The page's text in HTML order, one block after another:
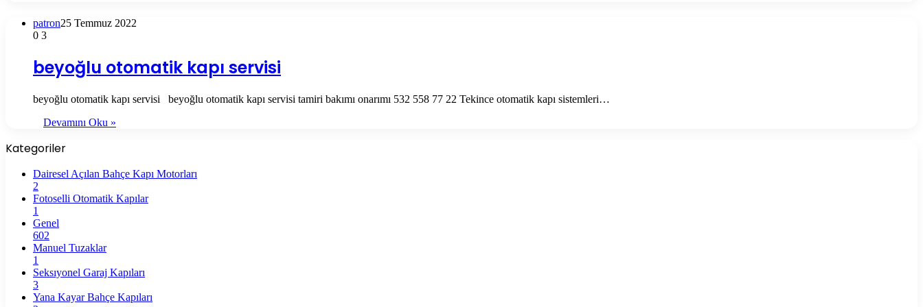
patron25 Temmuz 2022
0 3
beyoğlu otomatik kapı servisi
beyoğlu otomatik kapı servisi beyoğlu otomatik kapı servisi tamiri bakımı onarımı 532 558 77 22 Tekince otomatik kapı sistemleri…
Devamını Oku »
Kategoriler
Dairesel Açılan Bahçe Kapı Motorları
2
Fotoselli Otomatik Kapılar
1
Genel
602
Manuel Tuzaklar
1
Seksıyonel Garaj Kapıları
3
Yana Kayar Bahçe Kapıları